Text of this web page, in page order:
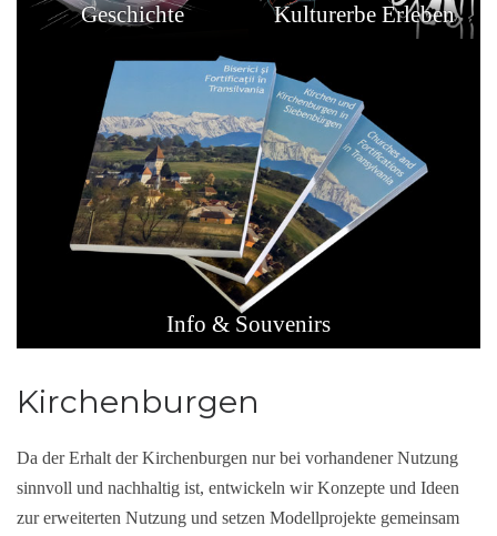
Geschichte Kulturerbe Erleben
Info & Souvenirs
Kirchenburgen
Da der Erhalt der Kirchenburgen nur bei vorhandener Nutzung
sinnvoll und nachhaltig ist, entwickeln wir Konzepte und Ideen
zur erweiterten Nutzung und setzen Modellprojekte gemeinsam